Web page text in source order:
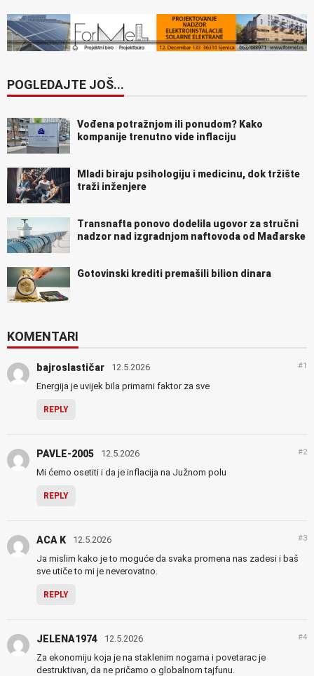
POGLEDAJTE JOŠ...
Vođena potražnjom ili ponudom? Kako
kompanije trenutno vide inflaciju
Mladi biraju psihologiju i medicinu, dok tržište
traži inženjere
Transnafta ponovo dodelila ugovor za stručni
nadzor nad izgradnjom naftovoda od Mađarske
Gotovinski krediti premašili bilion dinara
KOMENTARI
bajroslastičar 12.5.2026 #1
Energija je uvijek bila primarni faktor za sve
REPLY
PAVLE-2005 12.5.2026 #2
Mi ćemo osetiti i da je inflacija na Južnom polu
REPLY
ACA K 12.5.2026 #3
Ja mislim kako je to moguće da svaka promena nas zadesi i baš
sve utiče to mi je neverovatno.
REPLY
JELENA1974 12.5.2026 #4
Za ekonomiju koja je na staklenim nogama i povetarac je
destruktivan, da ne pričamo o globalnom tajfunu.